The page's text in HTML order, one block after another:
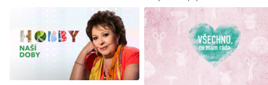
Umělecký festival Pohoda 2026 —
Vyhodnocení ankety + ČT tipy —
Vyhodnocení divácké soutěže — Práce
záchranářů v létě